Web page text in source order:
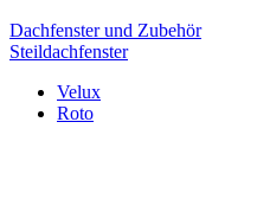
Dachfenster und Zubehör
Steildachfenster
Velux
Roto